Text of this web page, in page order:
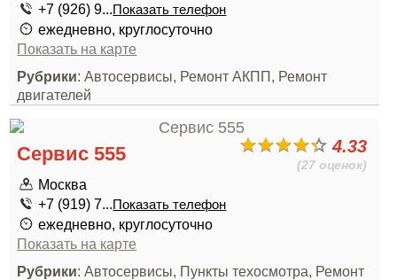
+7 (926) 9...Показать телефон
ежедневно, круглосуточно
Показать на карте
Рубрики: Автосервисы, Ремонт АКПП, Ремонт
двигателей
4.33
(27 оценок)
Сервис 555
Москва
+7 (919) 7...Показать телефон
ежедневно, круглосуточно
Показать на карте
Рубрики: Автосервисы, Пункты техосмотра, Ремонт